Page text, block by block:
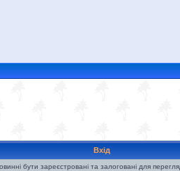
Вхід
бути зареєстровані та залоговані для